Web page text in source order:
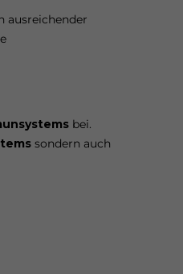
ausreichender
bei.
sondern auch